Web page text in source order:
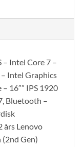
– Intel Core 7 –
Intel Graphics
16″” IPS 1920
Bluetooth –
års Lenovo
Gen)